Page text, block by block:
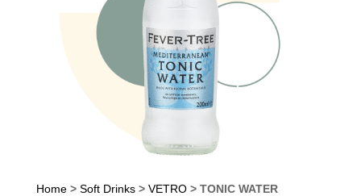
Home> Soft Drinks> VETRO> TONIC WATER